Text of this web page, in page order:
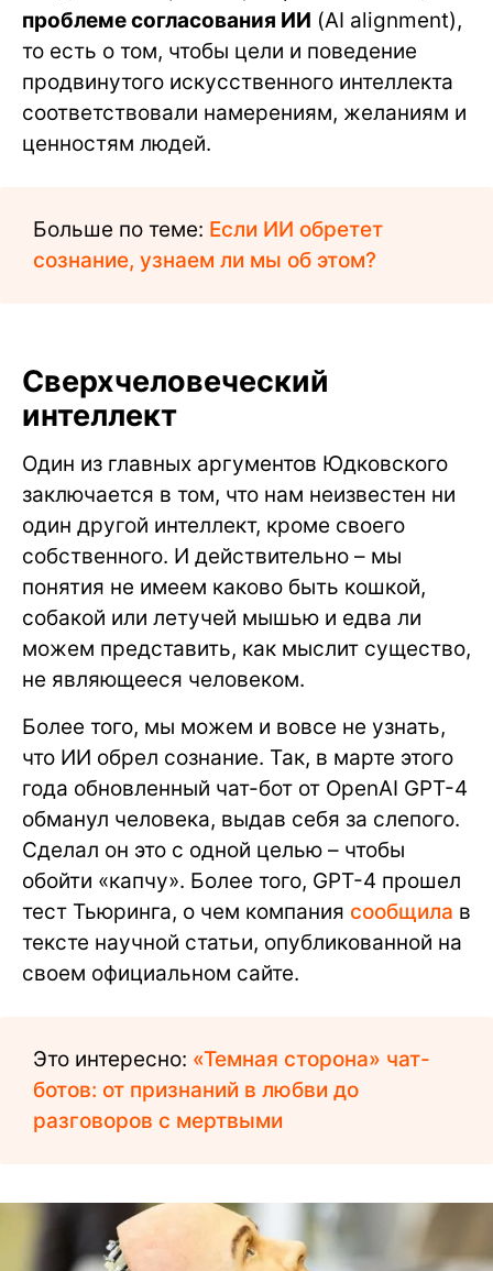
проблеме согласования ИИ (AI alignment),
то есть о том, чтобы цели и поведение
продвинутого искусственного интеллекта
соответствовали намерениям, желаниям и
ценностям людей.
Больше по теме: Если ИИ обретет
сознание, узнаем ли мы об этом?
Сверхчеловеческий
интеллект
Один из главных аргументов Юдковского
заключается в том, что нам неизвестен ни
один другой интеллект, кроме своего
собственного. И действительно – мы
понятия не имеем каково быть кошкой,
собакой или летучей мышью и едва ли
можем представить, как мыслит существо,
не являющееся человеком.
Более того, мы можем и вовсе не узнать,
что ИИ обрел сознание. Так, в марте этого
года обновленный чат-бот от OpenAI GPT-4
обманул человека, выдав себя за слепого.
Сделал он это с одной целью – чтобы
обойти «капчу». Более того, GPT-4 прошел
тест Тьюринга, о чем компания сообщила в
тексте научной статьи, опубликованной на
своем официальном сайте.
Это интересно: «Темная сторона» чат-
ботов: от признаний в любви до
разговоров с мертвыми